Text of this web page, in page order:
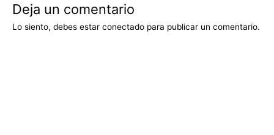
Deja un comentario
Lo siento, debes estar conectado para publicar un comentario.